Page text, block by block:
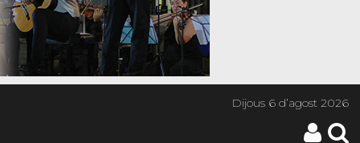
Dijous6 d’agost 2026